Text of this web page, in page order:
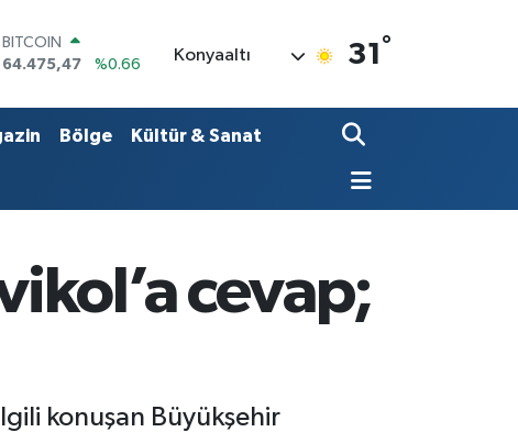
47,5971
STERLİN
6518.23
%0.39
Konyaaltı 31 °
Bölge Kültür & Sanat
cevap;
konuşan Büyükşehir